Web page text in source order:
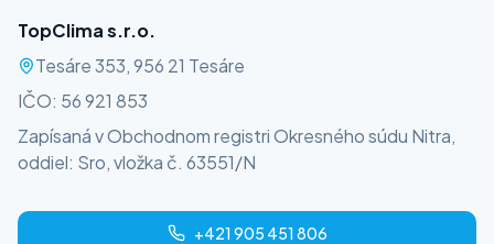
TopClima s.r.o.
Tesáre 353, 956 21 Tesáre
IČO: 56 921 853
Zapísaná v Obchodnom registri Okresného súdu Nitra,
oddiel: Sro, vložka č. 63551/N
+421 905 451 806